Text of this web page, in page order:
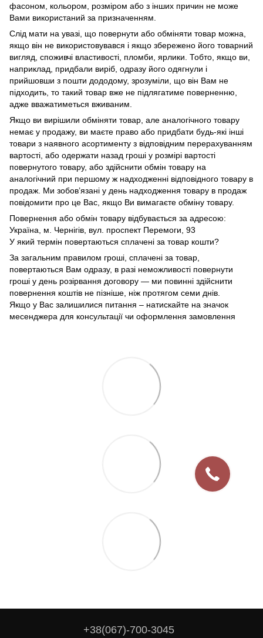
фасоном, кольором, розміром або з інших причин не може
Вами використаний за призначенням.
Слід мати на увазі, що повернути або обміняти товар можна,
якщо він не використовувався і якщо збережено його товарний
вигляд, споживчі властивості, пломби, ярлики. Тобто, якщо ви,
наприклад, придбали виріб, одразу його одягнули і
прийшовши з пошти дододому, зрозуміли, що він Вам не
підходить, то такий товар вже не підлягатиме поверненню,
адже вважатиметься вживаним.
Якщо ви вирішили обміняти товар, але аналогічного товару
немає у продажу, ви маєте право або придбати будь-які інші
товари з наявного асортименту з відповідним перерахуванням
вартості, або одержати назад гроші у розмірі вартості
повернутого товару, або здійснити обмін товару на
аналогічний при першому ж надходженні відповідного товару в
продаж. Ми зобов’язані у день надходження товару в продаж
повідомити про це Вас, якщо Ви вимагаєте обміну товару.
Повернення або обмін товару відбувається за адресою:
Україна, м. Чернігів, вул. проспект Перемоги, 93
У який термін повертаються сплачені за товар кошти?
За загальним правилом гроші, сплачені за товар,
повертаються Вам одразу, в разі неможливості повернути
гроші у день розірвання договору — ми повинні здійснити
повернення коштів не пізніше, ніж протягом семи днів.
Якщо у Вас залишилися питання – натискайте на значок
месенджера для консультації чи оформлення замовлення
+38(067)-700-3045